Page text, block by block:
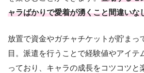
ャラばかりで愛着が湧くこと間違いな
放置で資金やガチャチケットが貯まっ
目。派遣を行うことで経験値やアイテ
っており、キャラの成長をコツコツと